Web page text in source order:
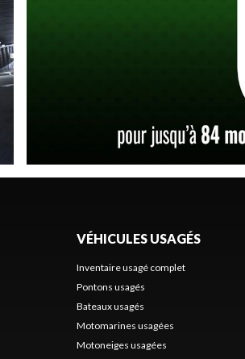
VÉHICULES USAGÉS
Inventaire usagé complet
Pontons usagés
Bateaux usagés
Motomarines usagées
Motoneiges usagées